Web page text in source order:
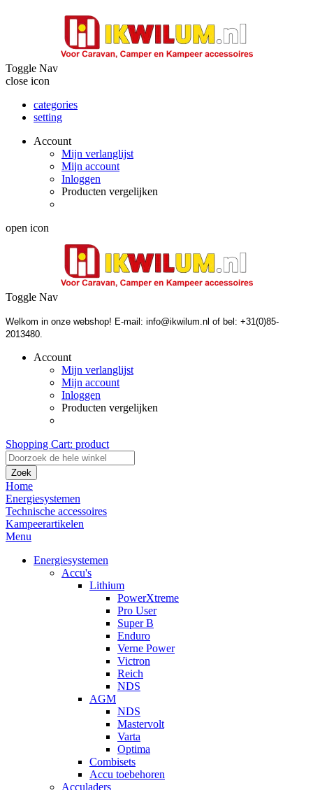
Toggle Nav
close icon
categories
setting
Account
Mijn verlanglijst
Mijn account
Inloggen
Producten vergelijken
open icon
Toggle Nav
Welkom in onze webshop! E-mail: info@ikwilum.nl of bel: +31(0)85-
2013480.
Account
Mijn verlanglijst
Mijn account
Inloggen
Producten vergelijken
Shopping Cart: product
Zoek
Home
Energiesystemen
Technische accessoires
Kampeerartikelen
Menu
Energiesystemen
Accu's
Lithium
PowerXtreme
Pro User
Super B
Enduro
Verne Power
Victron
Reich
NDS
AGM
NDS
Mastervolt
Varta
Optima
Combisets
Accu toebehoren
Acculaders